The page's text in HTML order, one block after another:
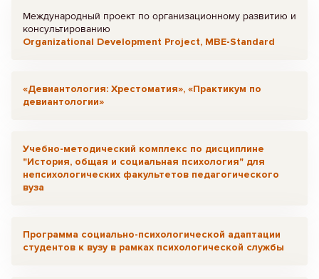
Международный проект по организационному развитию и
консультированию
Organizational Development Project, MBE-Standard
«Девиантология: Хрестоматия», «Практикум по
девиантологии»
Учебно-методический комплекс по дисциплине
"История, общая и социальная психология" для
непсихологических факультетов педагогического
вуза
Программа социально-психологической адаптации
студентов к вузу в рамках психологической службы